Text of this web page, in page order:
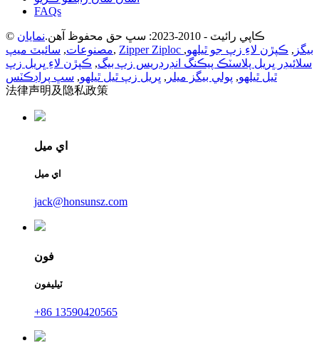
FAQs
© ڪاپي رائيٽ - 2010-2023: سڀ حق محفوظ آهن.
نمايان
مصنوعات, سائيٽ ميپ , Zipper Ziploc بيگز , ڪپڙن لاءِ زپ جو ٿيلهو,
سلائيڊر ڀريل پلاسٽڪ پيڪنگ انڊرڊريس زپ بيگ, ڪپڙن لاءِ ڀريل زپ
ٿيل ٿيلهو, پولي بيگز ميلر , ڀريل زپ ٿيل ٿيلهو, سڀ پراڊڪٽس
法律声明及隐私政策
اي ميل
اي ميل
jack@honsunsz.com
فون
ٽيليفون
+86 13590420565